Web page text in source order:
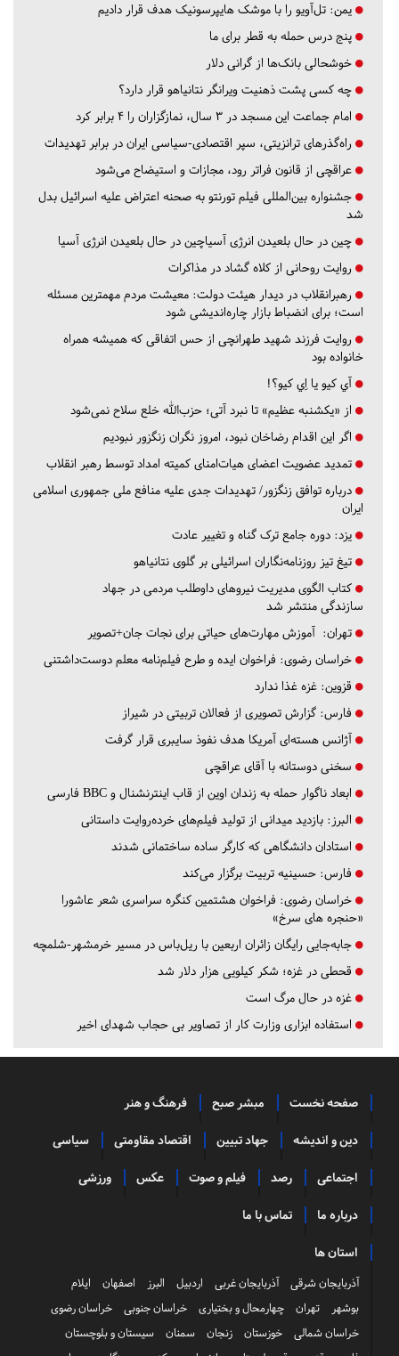
یمن: تل‌آویو را با موشک هایپرسونیک هدف قرار دادیم
پنج درس‌ حمله به قطر برای ما
خوشحالی بانک‌ها از گرانی دلار
چه کسی پشت ذهنیت ویرانگر نتانیاهو قرار دارد؟
امام جماعت این مسجد در ۳ سال، نمازگزاران را ۴ برابر کرد
راه‌گذرهای ترانزیتی، سپر اقتصادی-سیاسی ایران در برابر تهدیدات
عراقچی از قانون فراتر رود، مجازات و استیضاح می‌شود
جشنواره بین‌المللی فیلم تورنتو به صحنه اعتراض علیه اسرائیل بدل
شد
چین در حال بلعیدن انرژی آسیاچین در حال بلعیدن انرژی آسیا
روایت روحانی از کلاه گشاد در مذاکرات
رهبرانقلاب در دیدار هیئت دولت: معیشت مردم مهمترین مسئله
است؛ برای انضباط بازار چاره‌اندیشی شود
روایت فرزند شهید طهرانچی از حس اتفاقی که همیشه همراه
خانواده بود
آي كيو يا اِي كيو؟!
از «یکشنبه عظیم» تا نبرد آتی؛ حزب‌الله خلع سلاح نمی‌شود
اگر این اقدام رضاخان نبود، امروز نگران زنگزور نبودیم
تمدید عضویت اعضای هیات‌امنای کمیته امداد توسط رهبر انقلاب
درباره توافق زنگزور/ تهدیدات جدی علیه منافع ملی جمهوری اسلامی
ایران
یزد: دوره جامع ترک گناه و تغییر عادت
تیغ تیز روزنامه‌نگاران اسرائیلی بر گلوی نتانیاهو
کتاب الگوی مدیریت نیروهای داوطلب مردمی در جهاد
سازندگی منتشر شد
تهران: آموزش مهارت‌های حیاتی برای نجات جان+تصویر
خراسان رضوی: فراخوان ایده و طرح فیلم‌نامه معلم دوست‌داشتنی
قزوین: غزه غذا ندارد
فارس: گزارش تصویری از فعالان تربیتی در شیراز
آژانس هسته‌ای آمریکا هدف نفوذ سایبری قرار گرفت
سخنی دوستانه با آقای عراقچی
ابعاد ناگوار حمله به زندان اوین از قاب اینترنشنال و BBC فارسی
البرز: بازدید میدانی از تولید فیلم‌های خرده‌روایت داستانی
استادان دانشگاهی که کارگر ساده ساختمانی شدند
فارس: حسینیه تربیت برگزار می‌کند
خراسان رضوی: فراخوان هشتمین کنگره سراسری شعر عاشورا
«حنجره های سرخ»
جابه‌جایی رایگان زائران اربعین با ریل‌باس در مسیر خرمشهر-شلمچه
قحطی در غزه؛ شکر کیلویی هزار دلار شد
غزه در حال مرگ است
استفاده ابزاری وزارت کار از تصاویر بی حجاب شهدای اخیر
صفحه نخست مبشر صبح فرهنگ و هنر
دین و اندیشه جهاد تبیین اقتصاد مقاومتی سیاسی
اجتماعی رصد فیلم و صوت عکس ورزشی
درباره ما تماس با ما
استان ها
آذربایجان شرقی آذربایجان غربی اردبیل البرز اصفهان
ایلام
بوشهر
تهران چهارمحال و بختیاری خراسان جنوبی
خراسان رضوی
خراسان شمالی
خوزستان زنجان سمنان
سیستان و بلوچستان